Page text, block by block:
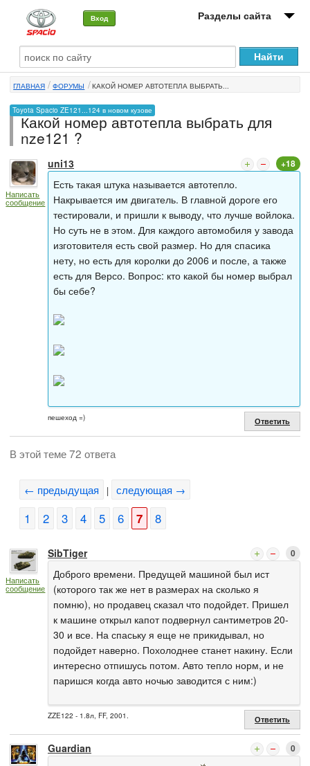
Вход Разделы сайта
О машине
Автоклуб
Форумы
Новости
ГЛАВНАЯ ФОРУМЫ КАКОЙ НОМЕР АВТОТЕПЛА ВЫБРАТЬ...
Toyota Spacio ZE121...124 в новом кузове
Какой номер автотепла выбрать для
nze121 ?
Написать
сообщение
uni13 +18
Есть такая штука называется автотепло.
Накрывается им двигатель. В главной дороге его
тестировали, и пришли к выводу, что лучше войлока.
Но суть не в этом. Для каждого автомобиля у завода
изготовителя есть свой размер. Но для спасика
нету, но есть для королки до 2006 и после, а также
есть для Версо. Вопрос: кто какой бы номер выбрал
бы себе?
пешеход =) Ответить
В этой теме 72 ответа
← предыдущая | следующая →
1 2 3 4 5 6 7 8
Написать
сообщение
SibTiger 0
Доброго времени. Предущей машиной был ист
(которого так же нет в размерах на сколько я
помню), но продавец сказал что подойдет. Пришел
к машине открыл капот подвернул сантиметров 20-
30 и все. На спаську я еще не прикидывал, но
подойдет наверно. Похолоднее станет накину. Если
интересно отпишусь потом. Авто тепло норм, и не
паришся когда авто ночью заводится с ним:)
ZZE122 - 1.8л, FF, 2001. Ответить
Guardian 0